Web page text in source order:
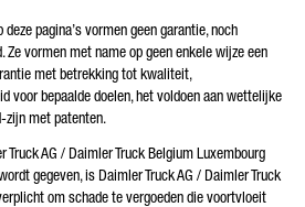
pagina’s vormen geen garantie, noch
vormen met name op geen enkele wijze een
met betrekking tot kwaliteit,
voor bepaalde doelen, het voldoen aan wettelijke
met patenten.
AG / Daimler Truck Belgium Luxembourg
gegeven, is Daimler Truck AG / Daimler Truck
om schade te vergoeden die voortvloeit